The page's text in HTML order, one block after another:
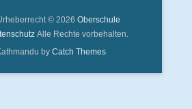
© 2026 Oberschule
Alle Rechte vorbehalten.
by Catch Themes